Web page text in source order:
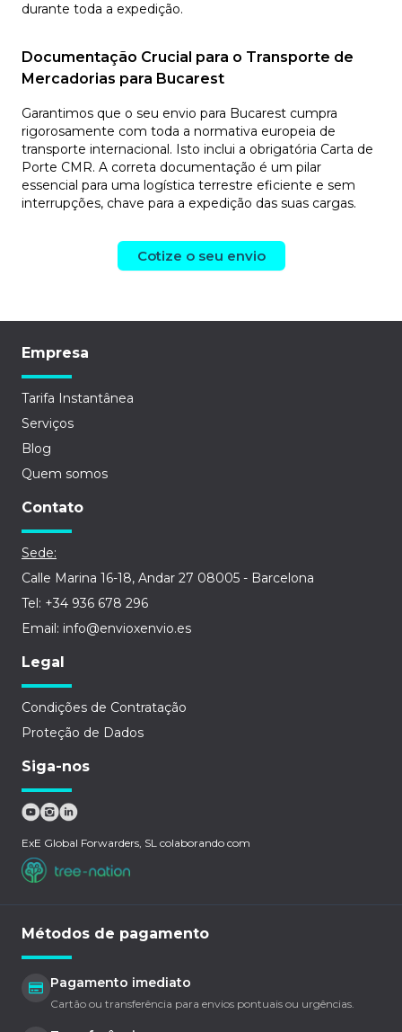
durante toda a expedição.
Documentação Crucial para o Transporte de
Mercadorias para Bucarest
Garantimos que o seu envio para Bucarest cumpra
rigorosamente com toda a normativa europeia de
transporte internacional. Isto inclui a obrigatória Carta de
Porte CMR. A correta documentação é um pilar
essencial para uma logística terrestre eficiente e sem
interrupções, chave para a expedição das suas cargas.
Cotize o seu envio
Empresa
Tarifa Instantânea
Serviços
Blog
Quem somos
Contato
Sede:
Calle Marina 16-18, Andar 27 08005 - Barcelona
Tel: +34 936 678 296
Email: info@envioxenvio.es
Legal
Condições de Contratação
Proteção de Dados
Siga-nos
ExE Global Forwarders, SL colaborando com
Métodos de pagamento
Pagamento imediato
Cartão ou transferência para envios pontuais ou urgências.